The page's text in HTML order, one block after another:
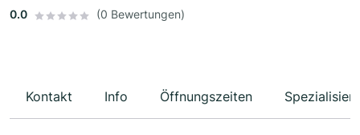
0.0
(0 Bewertungen)
Kontakt Info Öffnungszeiten